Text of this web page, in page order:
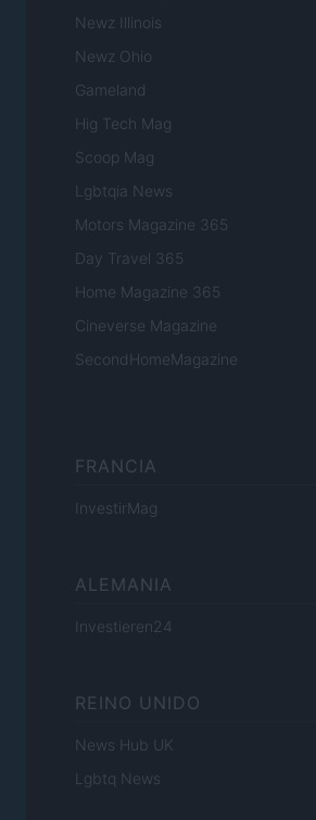
Newz Illinois
Newz Ohio
Gameland
Hig Tech Mag
Scoop Mag
Lgbtqia News
Motors Magazine 365
Day Travel 365
Home Magazine 365
Cineverse Magazine
SecondHomeMagazine
FRANCIA
InvestirMag
ALEMANIA
Investieren24
REINO UNIDO
News Hub UK
Lgbtq News